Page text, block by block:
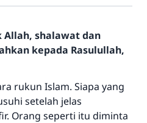
Allah, shalawat dan
kepada Rasulullah,
rukun Islam. Siapa yang
setelah jelas
Orang seperti itu diminta